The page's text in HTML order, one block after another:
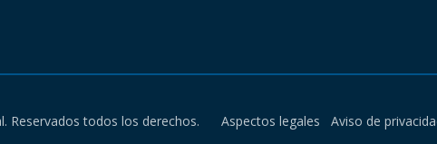
Reservados todos los derechos. Aspectos legales Aviso de